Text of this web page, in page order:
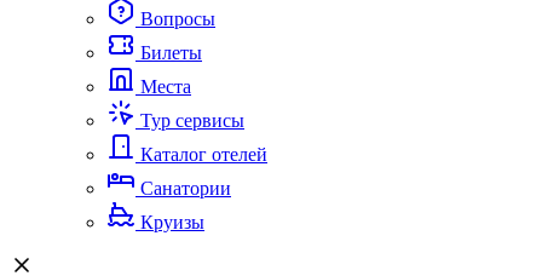
Вопросы
Билеты
Места
Тур сервисы
Каталог отелей
Санатории
Круизы